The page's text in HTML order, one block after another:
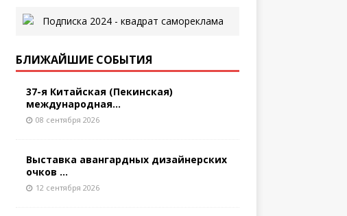
БЛИЖАЙШИЕ СОБЫТИЯ
37-я Китайская (Пекинская)
международная...
08 сентября 2026
Выставка авангардных дизайнерских
очков ...
12 сентября 2026